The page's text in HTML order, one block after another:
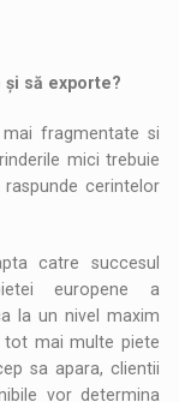
să exporte?
fragmentate si
mici trebuie
cerintelor
catre succesul
europene a
la un nivel maxim
mai multe piete
sa apara, clientii
vor determina